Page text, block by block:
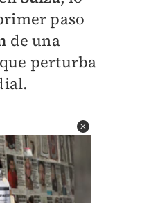
paso
de una
que perturba